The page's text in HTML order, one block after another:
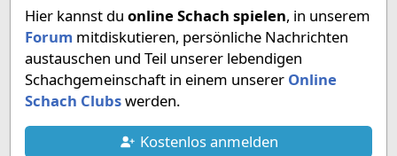
Hier kannst du online Schach spielen, in unserem
Forum mitdiskutieren, persönliche Nachrichten
austauschen und Teil unserer lebendigen
Schachgemeinschaft in einem unserer Online
Schach Clubswerden.
Kostenlos anmelden